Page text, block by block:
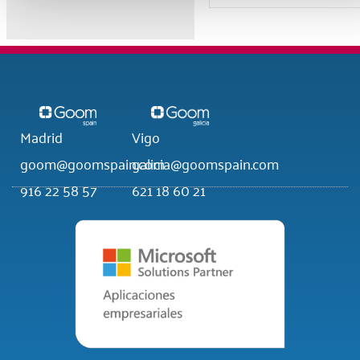
Madrid
goom@goomspain.com
916 22 58 57
Vigo
galicia@goomspain.com
621 18 60 21